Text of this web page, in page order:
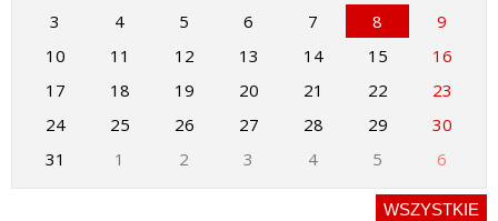
3
4 5 6 7 8
9
10
11 12 13 14 15
16
17
18 19 20 21 22
23
24
25 26 27 28 29
30
31
1 2 3 4 5 6
WSZYSTKIE